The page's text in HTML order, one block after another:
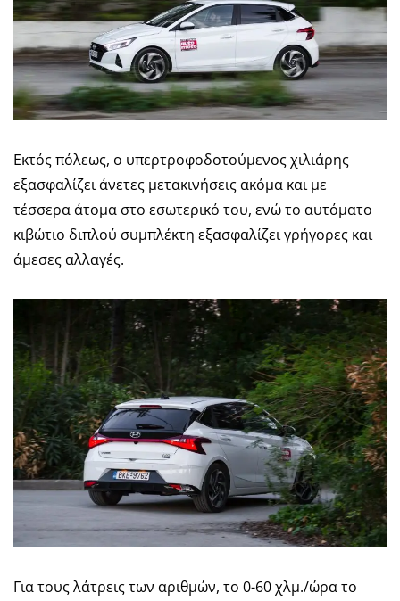
Εκτός πόλεως, ο υπερτροφοδοτούμενος χιλιάρης
εξασφαλίζει άνετες μετακινήσεις ακόμα και με
τέσσερα άτομα στο εσωτερικό του, ενώ το αυτόματο
κιβώτιο διπλού συμπλέκτη εξασφαλίζει γρήγορες και
άμεσες αλλαγές.
Για τους λάτρεις των αριθμών, το 0-60 χλμ./ώρα το